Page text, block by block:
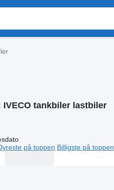
IVECO tankbiler lastbiler
på toppen Billigste på toppen